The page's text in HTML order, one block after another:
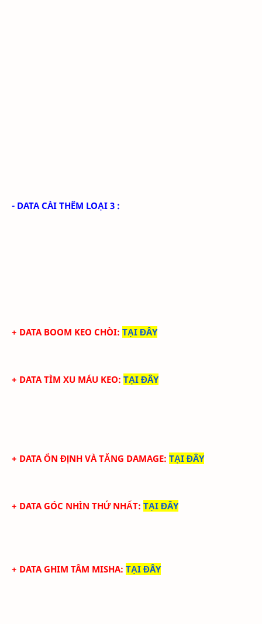
- DATA CÀI THÊM LOẠI 3 :
+ DATA BOOM KEO CHÒI: TẠI ĐÂY
+ DATA TÌM XU MÁU KEO: TẠI ĐÂY
+ DATA ỔN ĐỊNH VÀ TĂNG DAMAGE: TẠI ĐÂY
+ DATA GÓC NHÌN THỨ NHẤT: TẠI ĐÂY
+ DATA GHIM TÂM MISHA: TẠI ĐÂY